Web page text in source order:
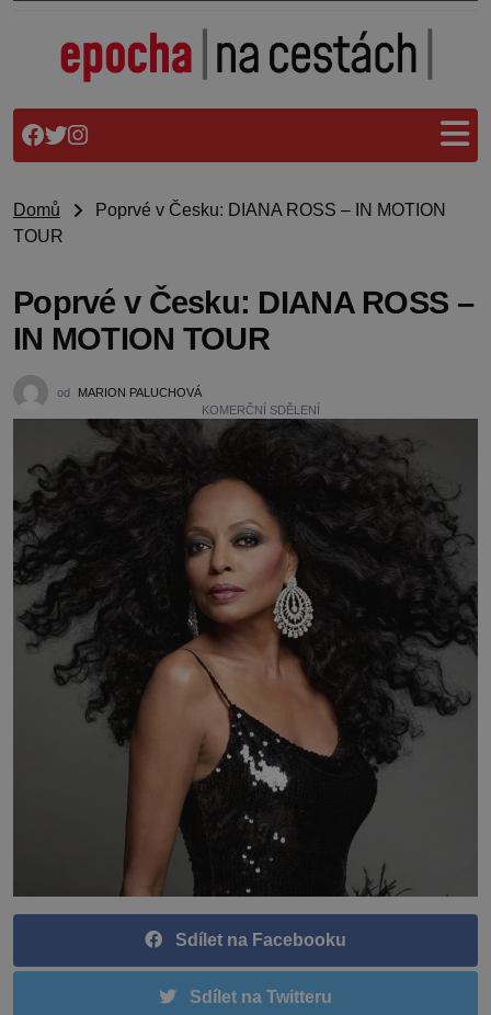
Domů
Poprvé v Česku: DIANA ROSS – IN MOTION
TOUR
Poprvé v Česku: DIANA ROSS –
IN MOTION TOUR
od
MARION PALUCHOVÁ
KOMERČNÍ SDĚLENÍ
Sdílet na Facebooku
Sdílet na Twitteru